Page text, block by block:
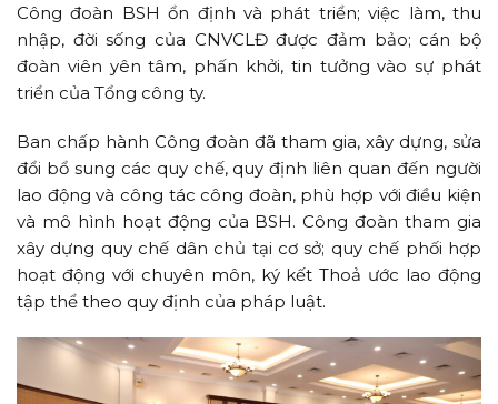
Công đoàn BSH ổn định và phát triển; việc làm, thu
nhập, đời sống của CNVCLĐ được đảm bảo; cán bộ
đoàn viên yên tâm, phấn khởi, tin tưởng vào sự phát
triển của Tổng công ty.
Ban chấp hành Công đoàn đã tham gia, xây dựng, sửa
đổi bổ sung các quy chế, quy định liên quan đến người
lao động và công tác công đoàn, phù hợp với điều kiện
và mô hình hoạt động của BSH. Công đoàn tham gia
xây dựng quy chế dân chủ tại cơ sở; quy chế phối hợp
hoạt động với chuyên môn, ký kết Thoả ước lao động
tập thể theo quy định của pháp luật.